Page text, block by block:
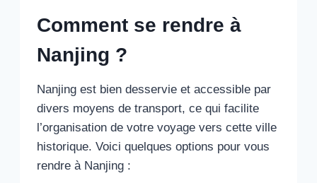
Comment se rendre à
Nanjing ?
Nanjing est bien desservie et accessible par
divers moyens de transport, ce qui facilite
l’organisation de votre voyage vers cette ville
historique. Voici quelques options pour vous
rendre à Nanjing :